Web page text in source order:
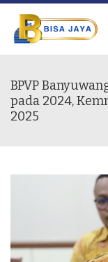
BPVP
pada 2024,
2025